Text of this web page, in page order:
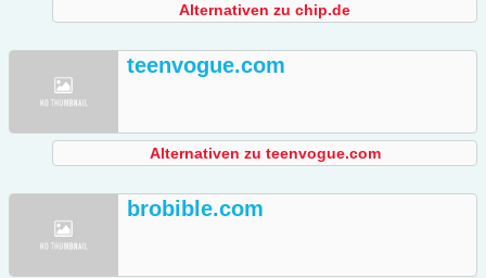
Alternativen zu chip.de
teenvogue.com
Alternativen zu teenvogue.com
brobible.com